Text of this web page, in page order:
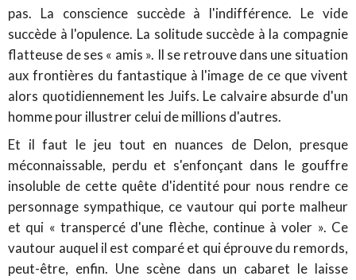
pas. La conscience succède à l'indifférence. Le vide
succède à l'opulence. La solitude succède à la compagnie
flatteuse de ses « amis ». Il se retrouve dans une situation
aux frontières du fantastique à l'image de ce que vivent
alors quotidiennement les Juifs. Le calvaire absurde d'un
homme pour illustrer celui de millions d'autres.
Et il faut le jeu tout en nuances de Delon, presque
méconnaissable, perdu et s'enfonçant dans le gouffre
insoluble de cette quête d'identité pour nous rendre ce
personnage sympathique, ce vautour qui porte malheur
et qui « transpercé d'une flèche, continue à voler ». Ce
vautour auquel il est comparé et qui éprouve du remords,
peut-être, enfin. Une scène dans un cabaret le laisse